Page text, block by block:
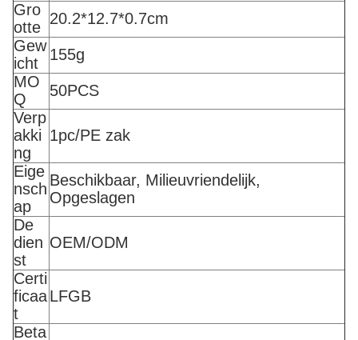
Gro
otte 20.2*12.7*0.7cm
Gew
icht
155g
MO
Q
50PCS
Verp
akki
ng
1pc/PE zak
Eige
nsch
ap
Beschikbaar, Milieuvriendelijk,
Opgeslagen
De
dien
st
OEM/ODM
Certi
ficaa
t
LFGB
Beta